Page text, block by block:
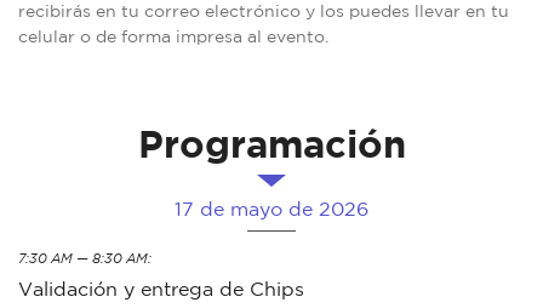
recibirás en tu correo electrónico y los puedes llevar en tu
celular o de forma impresa al evento.
Programación
17 de mayo de 2026
7:30 AM — 8:30 AM:
Validación y entrega de Chips